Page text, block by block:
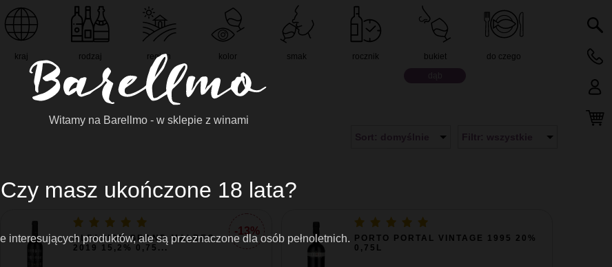
kraj region rocznik
kolor smak
bukiet
do czego
rodzaj
-13%
ALPASION GRAND MALBEC
2019 15,2% 0,75...
PORTO PORTAL VINTAGE 1995 20%
0,75L
Witamy na Barellmo - w sklepie z winami
Czy masz ukończone 18 lata?
interesujących produktów, ale są przeznaczone dla osób pełnoletnich.